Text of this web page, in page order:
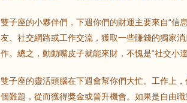
雙子座的小夥伴們，下週你們的財運主要來自“信
友、社交網路或工作交流，獲取一些賺錢的獨家
作。總之，動動嘴皮子就能來財，不愧是“社交小達
雙子座的靈活頭腦在下週會幫你們大忙。工作上
個難題，從而獲得獎金或晉升機會。如果是自由